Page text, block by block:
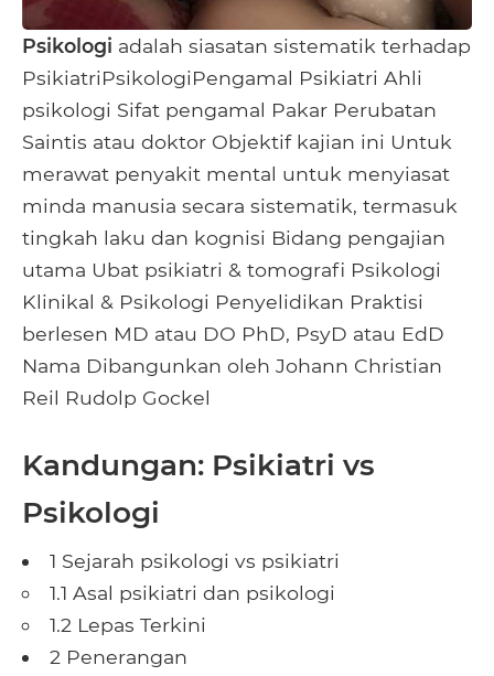
Psikologi adalah siasatan sistematik terhadap
PsikiatriPsikologiPengamal Psikiatri Ahli
psikologi Sifat pengamal Pakar Perubatan
Saintis atau doktor Objektif kajian ini Untuk
merawat penyakit mental untuk menyiasat
minda manusia secara sistematik, termasuk
tingkah laku dan kognisi Bidang pengajian
utama Ubat psikiatri & tomografi Psikologi
Klinikal & Psikologi Penyelidikan Praktisi
berlesen MD atau DO PhD, PsyD atau EdD
Nama Dibangunkan oleh Johann Christian
Reil Rudolp Gockel
Kandungan: Psikiatri vs
Psikologi
1 Sejarah psikologi vs psikiatri
1.1 Asal psikiatri dan psikologi
1.2 Lepas Terkini
2 Penerangan